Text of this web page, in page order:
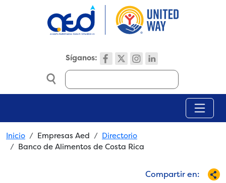
Síganos:
Search
Breadcrumb
Inicio Empresas Aed
Directorio
Banco de Alimentos de Costa Rica
Compartir en: